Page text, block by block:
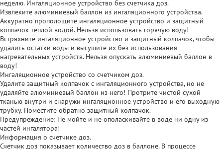
неделю. Ингаляционное устройство без счетчика доз.
Извлеките алюминиевый баллон из ингаляционного устройства.
Аккуратно прополощите ингаляционное устройство и защитный
колпачок теплой водой. Нельзя использовать горячую воду!
Встряхните ингаляционное устройство и защитный колпачок, чтобы
удалить остатки воды и высушите их без использования
нагревательных устройств. Нельзя опускать алюминиевый баллон в
воду!
Ингаляционное устройство со счетчиком доз.
Удалите защитный колпачок с ингаляционного устройства, но не
удаляйте алюминиевый баллон из него! Протрите чистой сухой
тканью внутри и снаружи ингаляционное устройство и его выходную
трубку. Поместите обратно защитный колпачок.
Предупреждение: Не мойте и не ополаскивайте в воде ни одну из
частей ингалятора!
Информация о счетчике доз.
Счетчик доз показывает количество доз в баллоне. В процессе